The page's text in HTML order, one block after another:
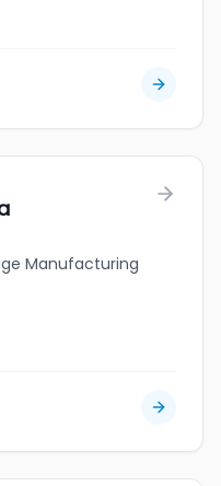
Manufacturing